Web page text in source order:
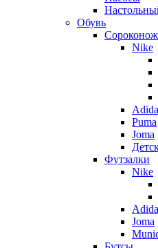
Обувь
Nike
Puma
Joma
Футзалки
Nike
Joma